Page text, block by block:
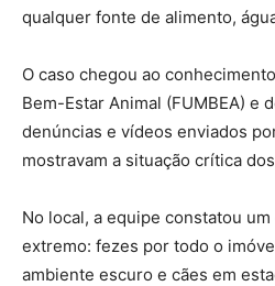
qualquer fonte de alimento,
O caso chegou ao
Bem-Estar Animal (FUMBEA) e
denúncias e vídeos enviados
mostravam a situação crítica
No local, a equipe constatou
extremo: fezes por todo o
ambiente escuro e cães em